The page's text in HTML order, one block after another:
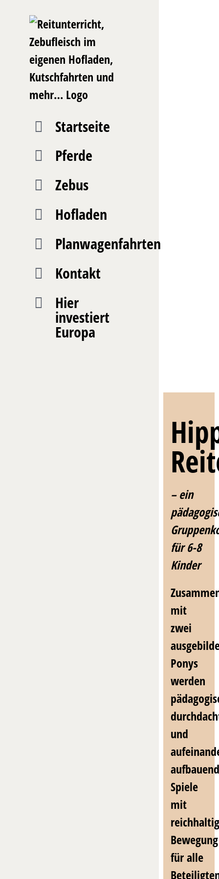
springen
Startseite
Pferde
Zebus
Hofladen
Planwagenfahrten
Kontakt
Hier
investiert
Europa
– ein
für 6-8
Kinder
mit
zwei
Ponys
werden
und
Spiele
mit
Bewegung
für alle